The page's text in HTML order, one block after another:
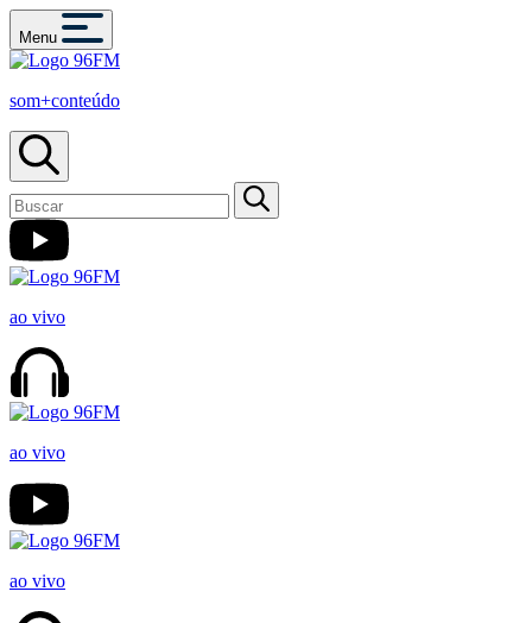
Menu
som+conteúdo
ao vivo
ao vivo
ao vivo